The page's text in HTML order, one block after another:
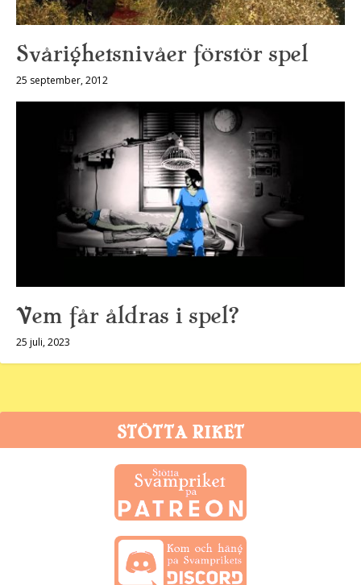
Svårighetsnivåer förstör spel
25 september, 2012
Vem får åldras i spel?
25 juli, 2023
STÖTTA RIKET